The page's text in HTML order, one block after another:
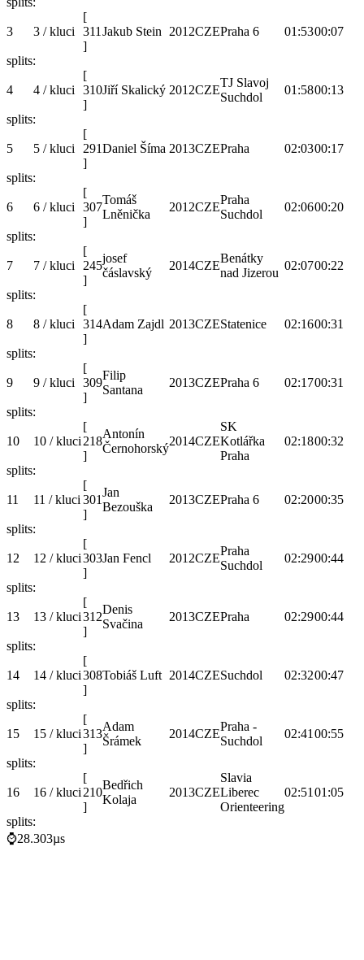
3 3 / kluci
[
311
]
Jakub Stein 2012CZEPraha 6 01:5300:07
splits:
4 4 / kluci
[
310
]
Jiří Skalický 2012CZE
TJ Slavoj
Suchdol
01:5800:13
splits:
5 5 / kluci
[
291
]
Daniel Šíma 2013CZEPraha 02:0300:17
splits:
6 6 / kluci
[
307
]
Tomáš
Lněnička
2012CZE
Praha
Suchdol
02:0600:20
splits:
7 7 / kluci
[
245
]
josef
čáslavský
2014CZE
Benátky
nad Jizerou
02:0700:22
splits:
8 8 / kluci
[
314
]
Adam Zajdl 2013CZEStatenice 02:1600:31
splits:
9 9 / kluci
[
309
]
Filip
Santana
2013CZEPraha 6 02:1700:31
splits:
10 10 / kluci
[
218
]
Antonín
Černohorský
2014CZE
SK
Kotlářka
Praha
02:1800:32
splits:
11 11 / kluci
[
301
]
Jan
Bezouška
2013CZEPraha 6 02:2000:35
splits:
12 12 / kluci
[
303
]
Jan Fencl 2012CZE
Praha
Suchdol
02:2900:44
splits:
13 13 / kluci
[
312
]
Denis
Svačina
2013CZEPraha 02:2900:44
splits:
14 14 / kluci
[
308
]
Tobiáš Luft 2014CZESuchdol 02:3200:47
splits:
15 15 / kluci
[
313
]
Adam
Šrámek
2014CZE
Praha -
Suchdol
02:41 00:55
splits:
16 16 / kluci
[
210
]
Bedřich
Kolaja
2013CZE
Slavia
Liberec
Orienteering
02:51 01:05
splits:
⌚28.303µs